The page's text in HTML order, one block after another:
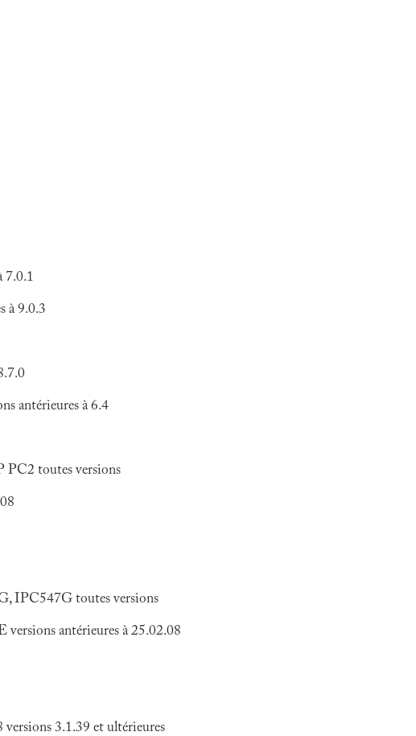
7.0.1
à 9.0.3
antérieures à 6.4
toutes versions
IPC547G toutes versions
antérieures à 25.02.08
3.1.39 et ultérieures